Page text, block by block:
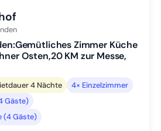
Zimmer Küche
Osten,20 KM zur Messe,
4 Nächte
4× Einzelzimmer
Gäste)
(4 Gäste)